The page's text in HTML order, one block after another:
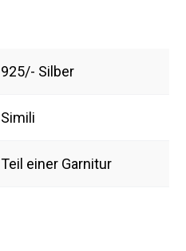
925/- Silber
Simili
Teil einer Garnitur